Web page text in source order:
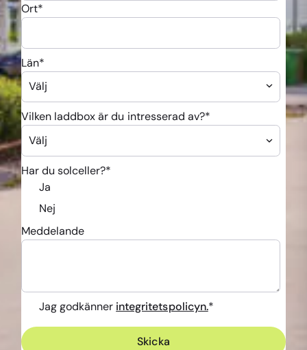
Ort*
Län*
Vilken laddbox är du intresserad av?*
Har du solceller?*
Ja
Nej
Meddelande
Jag godkänner integritetspolicyn.*